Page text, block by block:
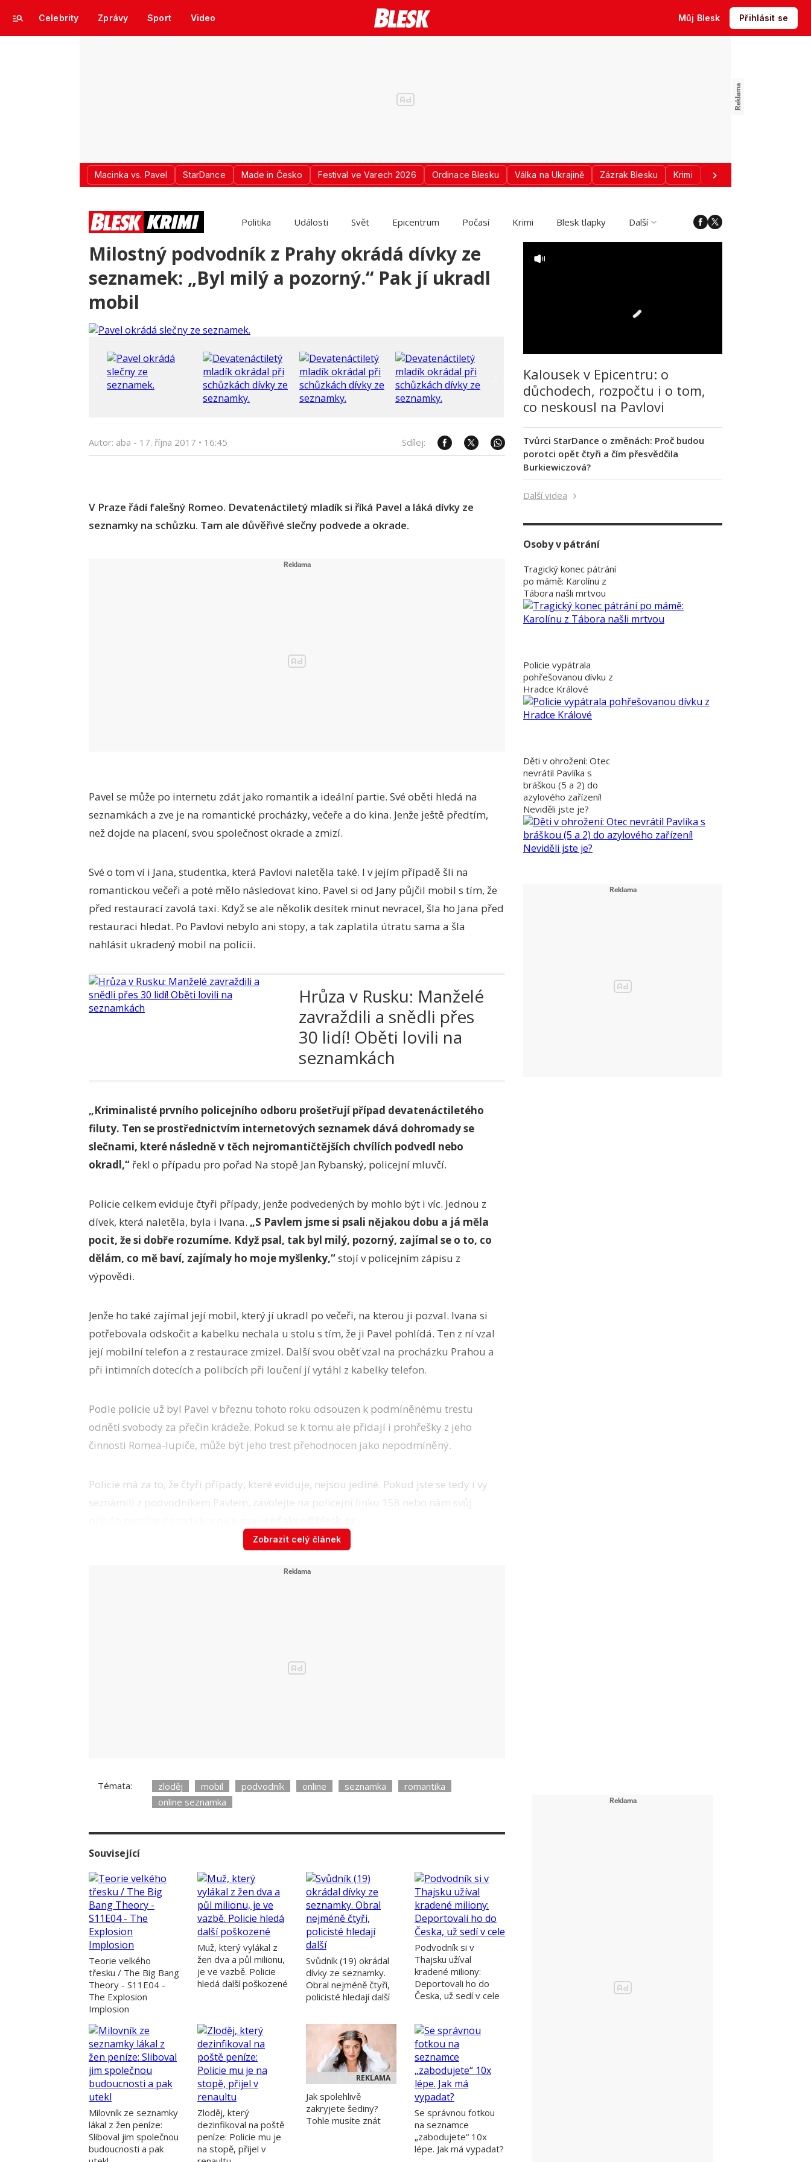
Celebrity Zprávy Sport Video Můj Blesk Přihlásit se
Macinka vs. Pavel StarDance Made in Česko Festival ve Varech 2026 Ordinace Blesku Válka na Ukrajině Zázrak Blesku Krimi Donald Trump
Politika Události Svět Epicentrum Počasí Krimi Blesk tlapky Další
Milostný podvodník z Prahy okrádá dívky ze
seznamek: „Byl milý a pozorný.“ Pak jí ukradl
mobil
Autor: aba - 17. října 2017 • 16:45 Sdílej:
V Praze řádí falešný Romeo. Devatenáctiletý mladík si říká Pavel a láká dívky ze
seznamky na schůzku. Tam ale důvěřivé slečny podvede a okrade.
Pavel se může po internetu zdát jako romantik a ideální partie. Své oběti hledá na
seznamkách a zve je na romantické procházky, večeře a do kina. Jenže ještě předtím,
než dojde na placení, svou společnost okrade a zmizí.
Své o tom ví i Jana, studentka, která Pavlovi naletěla také. I v jejím případě šli na
romantickou večeři a poté mělo následovat kino. Pavel si od Jany půjčil mobil s tím, že
před restaurací zavolá taxi. Když se ale několik desítek minut nevracel, šla ho Jana před
restauraci hledat. Po Pavlovi nebylo ani stopy, a tak zaplatila útratu sama a šla
nahlásit ukradený mobil na policii.
Hrůza v Rusku: Manželé
zavraždili a snědli přes
30 lidí! Oběti lovili na
seznamkách
„Kriminalisté prvního policejního odboru prošetřují případ devatenáctiletého
filuty. Ten se prostřednictvím internetových seznamek dává dohromady se
slečnami, které následně v těch nejromantičtějších chvílích podvedl nebo
okradl,“ řekl o případu pro pořad Na stopě Jan Rybanský, policejní mluvčí.
Policie celkem eviduje čtyři případy, jenže podvedených by mohlo být i víc. Jednou z
dívek, která naletěla, byla i Ivana. „S Pavlem jsme si psali nějakou dobu a já měla
pocit, že si dobře rozumíme. Když psal, tak byl milý, pozorný, zajímal se o to, co
dělám, co mě baví, zajímaly ho moje myšlenky,“stojí v policejním zápisu z
výpovědi.
Jenže ho také zajímal její mobil, který jí ukradl po večeři, na kterou ji pozval. Ivana si
potřebovala odskočit a kabelku nechala u stolu s tím, že ji Pavel pohlídá. Ten z ní vzal
její mobilní telefon a z restaurace zmizel. Další svou oběť vzal na procházku Prahou a
při intimních dotecích a polibcích při loučení jí vytáhl z kabelky telefon.
Podle policie už byl Pavel v březnu tohoto roku odsouzen k podmíněnému trestu
odnětí svobody za přečin krádeže. Pokud se k tomu ale přidají i prohřešky z jeho
činnosti Romea-lupiče, může být jeho trest přehodnocen jako nepodmíněný.
Policie má za to, že čtyři případy, které eviduje, nejsou jediné. Pokud jste se tedy i vy
seznámili z podvodníkem Pavlem, zavolejte na policejní linku 158 nebo nám svůj
Zobrazit celý článek
Témata: zloděj mobil podvodník online seznamka
romantika
online seznamka
Související
Teorie velkého
třesku / The Big Bang
Theory - S11E04 -
The Explosion
Implosion
Muž, který vylákal z
žen dva a půl milionu,
je ve vazbě. Policie
hledá další poškozené
Svůdník (19) okrádal
dívky ze seznamky.
Obral nejméně čtyři,
policisté hledají další
Podvodník si v
Thajsku užíval
kradené miliony:
Deportovali ho do
Česka, už sedí v cele
Milovník ze seznamky
lákal z žen peníze:
Sliboval jim společnou
budoucnosti a pak
Zloděj, který
dezinfikoval na poště
peníze: Policie mu je
na stopě, přijel v
REKLAMA
Jak spolehlivě
zakryjete šediny?
Tohle musíte znát
Se správnou fotkou
na seznamce
„zabodujete“ 10x
lépe. Jak má vypadat?
Kalousek v Epicentru: o
důchodech, rozpočtu i o tom,
co neskousl na Pavlovi
Tvůrci StarDance o změnách: Proč budou
porotci opět čtyři a čím přesvědčila
Burkiewiczová?
Další videa
Osoby v pátrání
Tragický konec pátrání
po mámě: Karolínu z
Tábora našli mrtvou
Policie vypátrala
pohřešovanou dívku z
Hradce Králové
Děti v ohrožení: Otec
nevrátil Pavlíka s
bráškou (5 a 2) do
azylového zařízení!
Neviděli jste je?